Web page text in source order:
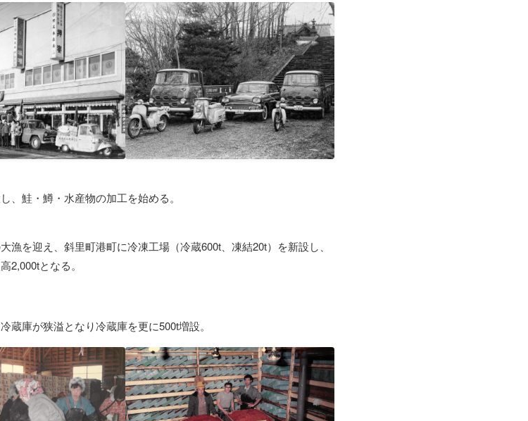
、鮭・鱒・水産物の加工を始める。
漁を迎え、斜里町港町に冷凍工場（冷蔵600t、凍結20t）を新設し、
2,000tとなる。
蔵庫が狭溢となり冷蔵庫を更に500t増設。